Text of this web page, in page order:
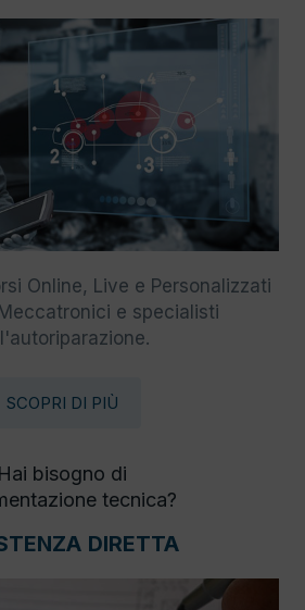
Online, Live e Personalizzati
e specialisti
SCOPRI DI PIÙ
Hai bisogno di
tecnica?
DIRETTA